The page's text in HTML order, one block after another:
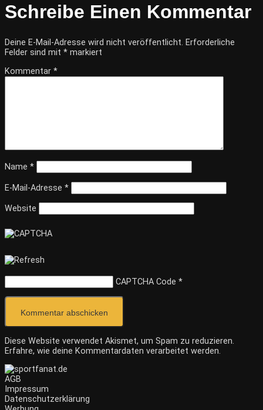
Schreibe Einen Kommentar
Deine E-Mail-Adresse wird nicht veröffentlicht. Erforderliche
Felder sind mit * markiert
Kommentar *
Name *
E-Mail-Adresse *
Website
CAPTCHA Code *
Diese Website verwendet Akismet, um Spam zu reduzieren.
Erfahre, wie deine Kommentardaten verarbeitet werden.
AGB
Impressum
Datenschutzerklärung